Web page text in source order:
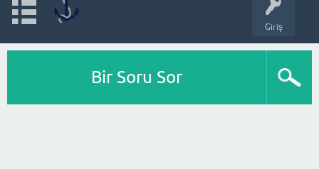
Giriş
Bir Soru Sor